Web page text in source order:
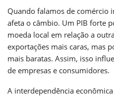
Quando falamos de comércio
afeta o câmbio. Um PIB forte
moeda local em relação a
exportações mais caras, mas
mais baratas. Assim, isso
de empresas e consumidores.
A interdependência